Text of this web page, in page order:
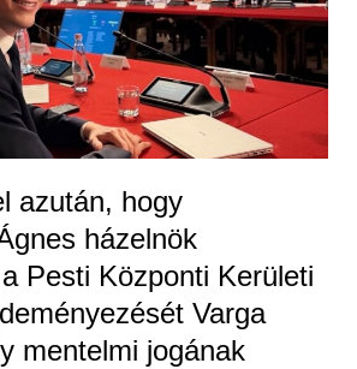
azután, hogy
házelnök
Pesti Központi Kerületi
Varga
mentelmi jogának